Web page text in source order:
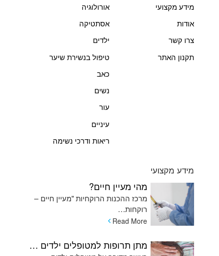
מידע מקצועי
אודות
צרו קשר
תקנון האתר
אורולוגיה
אסתטיקה
ילדים
טיפול בנשירת שיער
כאב
נשים
עור
עיניים
ריאות ודרכי נשימה
מידע מקצועי
מהי מעיין חיים?
מרכז ההכנות הרוקחיות "מעיין חיים –
רוקחות…
Read More
מתן תרופות למטופלים ילדים המתקשים בשימוש בכדורים ומהן האלטרנטיבות